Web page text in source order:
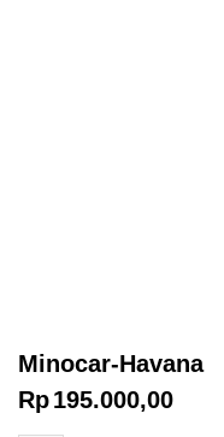
Minocar-Havana
Rp195.000,00